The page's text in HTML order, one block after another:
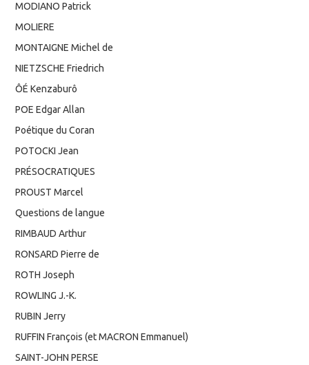
MODIANO Patrick
MOLIERE
MONTAIGNE Michel de
NIETZSCHE Friedrich
ÔÉ Kenzaburô
POE Edgar Allan
Poétique du Coran
POTOCKI Jean
PRÉSOCRATIQUES
PROUST Marcel
Questions de langue
RIMBAUD Arthur
RONSARD Pierre de
ROTH Joseph
ROWLING J.-K.
RUBIN Jerry
RUFFIN François (et MACRON Emmanuel)
SAINT-JOHN PERSE